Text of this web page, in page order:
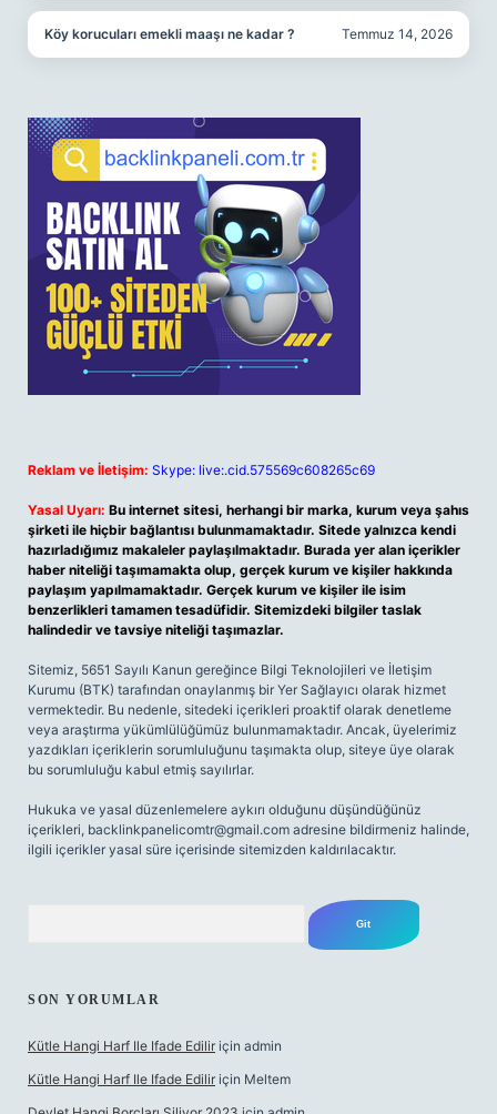
Köy korucuları emekli maaşı ne kadar ? Temmuz 14, 2026
Reklam ve İletişim: Skype: live:.cid.575569c608265c69
Yasal Uyarı: Bu internet sitesi, herhangi bir marka, kurum veya şahıs
şirketi ile hiçbir bağlantısı bulunmamaktadır. Sitede yalnızca kendi
hazırladığımız makaleler paylaşılmaktadır. Burada yer alan içerikler
haber niteliği taşımamakta olup, gerçek kurum ve kişiler hakkında
paylaşım yapılmamaktadır. Gerçek kurum ve kişiler ile isim
benzerlikleri tamamen tesadüfidir. Sitemizdeki bilgiler taslak
halindedir ve tavsiye niteliği taşımazlar.
Sitemiz, 5651 Sayılı Kanun gereğince Bilgi Teknolojileri ve İletişim
Kurumu (BTK) tarafından onaylanmış bir Yer Sağlayıcı olarak hizmet
vermektedir. Bu nedenle, sitedeki içerikleri proaktif olarak denetleme
veya araştırma yükümlülüğümüz bulunmamaktadır. Ancak, üyelerimiz
yazdıkları içeriklerin sorumluluğunu taşımakta olup, siteye üye olarak
bu sorumluluğu kabul etmiş sayılırlar.
Hukuka ve yasal düzenlemelere aykırı olduğunu düşündüğünüz
içerikleri, backlinkpanelicomtr@gmail.com adresine bildirmeniz halinde,
ilgili içerikler yasal süre içerisinde sitemizden kaldırılacaktır.
SON YORUMLAR
Kütle Hangi Harf Ile Ifade Edilir için admin
Kütle Hangi Harf Ile Ifade Edilir için Meltem